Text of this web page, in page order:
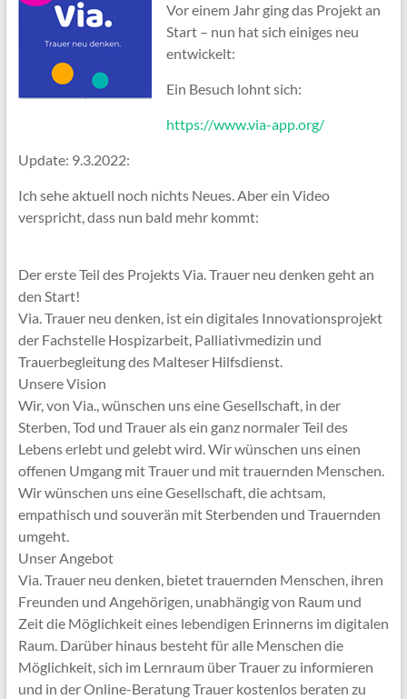
Vor einem Jahr ging das Projekt an
Start – nun hat sich einiges neu
entwickelt:
Ein Besuch lohnt sich:
https://www.via-app.org/
Update: 9.3.2022:
Ich sehe aktuell noch nichts Neues. Aber ein Video
verspricht, dass nun bald mehr kommt:
Der erste Teil des Projekts Via. Trauer neu denken geht an
den Start!
Via. Trauer neu denken, ist ein digitales Innovationsprojekt
der Fachstelle Hospizarbeit, Palliativmedizin und
Trauerbegleitung des Malteser Hilfsdienst.
Unsere Vision
Wir, von Via., wünschen uns eine Gesellschaft, in der
Sterben, Tod und Trauer als ein ganz normaler Teil des
Lebens erlebt und gelebt wird. Wir wünschen uns einen
offenen Umgang mit Trauer und mit trauernden Menschen.
Wir wünschen uns eine Gesellschaft, die achtsam,
empathisch und souverän mit Sterbenden und Trauernden
umgeht.
Unser Angebot
Via. Trauer neu denken, bietet trauernden Menschen, ihren
Freunden und Angehörigen, unabhängig von Raum und
Zeit die Möglichkeit eines lebendigen Erinnerns im digitalen
Raum. Darüber hinaus besteht für alle Menschen die
Möglichkeit, sich im Lernraum über Trauer zu informieren
und in der Online-Beratung Trauer kostenlos beraten zu